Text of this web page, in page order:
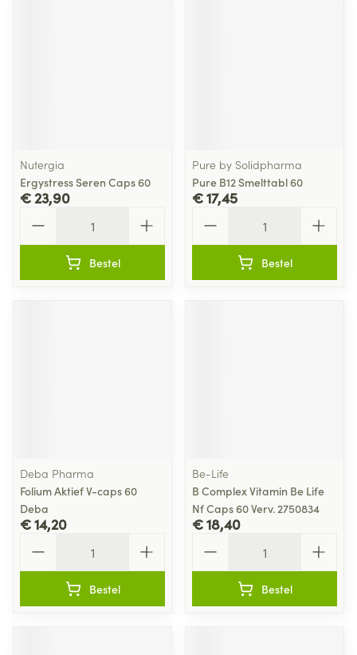
Nutergia
Ergystress Seren Caps 60
€ 23,90
Bestel
Pure by Solidpharma
Pure B12 Smelttabl 60
€ 17,45
Bestel
Deba Pharma
Folium Aktief V-caps 60
Deba
€ 14,20
Bestel
Be-Life
B Complex Vitamin Be Life
Nf Caps 60 Verv. 2750834
€ 18,40
Bestel